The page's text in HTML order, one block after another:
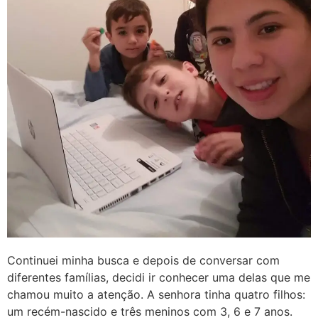
Continuei minha busca e depois de conversar com
diferentes famílias, decidi ir conhecer uma delas que me
chamou muito a atenção. A senhora tinha quatro filhos:
um recém-nascido e três meninos com 3, 6 e 7 anos.